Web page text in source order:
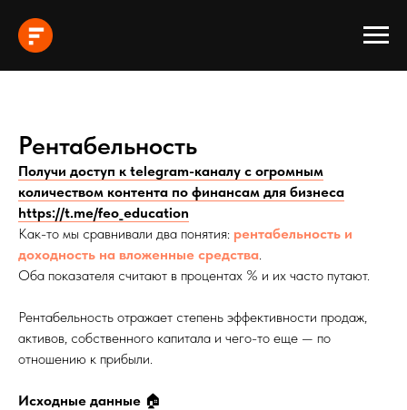
Рентабельность
Получи доступ к telegram-каналу с огромным
количеством контента по финансам для бизнеса
https://t.me/feo_education
Как-то мы сравнивали два понятия: рентабельность и
доходность на вложенные средства.
Оба показателя считают в процентах % и их часто путают.
Рентабельность отражает степень эффективности продаж,
активов, собственного капитала и чего-то еще — по
отношению к прибыли.
Исходные данные 🏠